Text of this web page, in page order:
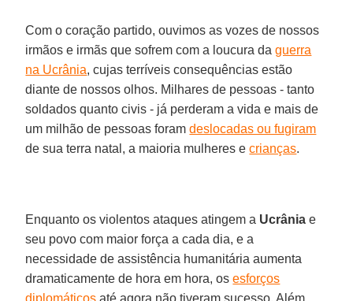
Com o coração partido, ouvimos as vozes de nossos
irmãos e irmãs que sofrem com a loucura daguerra
na Ucrânia, cujas terríveis consequências estão
diante de nossos olhos. Milhares de pessoas - tanto
soldados quanto civis - já perderam a vida e mais de
um milhão de pessoas foramdeslocadas ou fugiram
de sua terra natal, a maioria mulheres ecrianças.
Enquanto os violentos ataques atingem a Ucrânia e
seu povo com maior força a cada dia, e a
necessidade de assistência humanitária aumenta
dramaticamente de hora em hora, osesforços
diplomáticos até agora não tiveram sucesso. Além